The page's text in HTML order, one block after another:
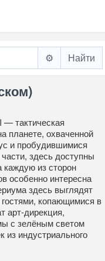
⚙️
— тактическая
планете, охваченной
и пробудившимися
здесь доступны
из сторон
особенно интересна
здесь выглядят
копающимися в
арт-дирекция,
с зелёным светом
из индустриального